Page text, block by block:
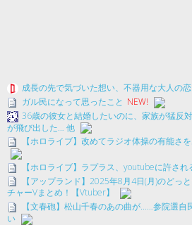
成長の先で気づいた想い、不器用な大人の恋
ガル民になって思ったこと NEW!
36歳の彼女と結婚したいのに、家族が猛反
が飛び出した… 他
【ホロライブ】改めてラジオ体操の有能さ
【ホロライブ】ラプラス、youtubeに許され
【アップランド】2025年8月4日(月)のどっ
チャーVまとめ！【Vtuber】
【文春砲】松山千春のあの曲が……参院選自
い